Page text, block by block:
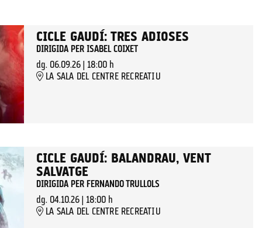
CICLE GAUDÍ: TRES ADIOSES
DIRIGIDA PER ISABEL COIXET
dg. 06.09.26| 18:00 h
LA SALA DEL CENTRE RECREATIU
CICLE GAUDÍ: BALANDRAU, VENT
SALVATGE
DIRIGIDA PER FERNANDO TRULLOLS
dg. 04.10.26| 18:00 h
LA SALA DEL CENTRE RECREATIU